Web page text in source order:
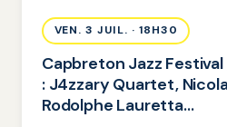
VEN. 3 JUIL. · 18H30
Capbreton Jazz
: J4zzary Quartet,
Rodolphe Lauretta…